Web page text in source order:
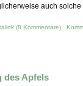
auch
(8 Kommentare)
des Apfels